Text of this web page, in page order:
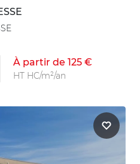
À partir de 125 €
HT HC/m²/an